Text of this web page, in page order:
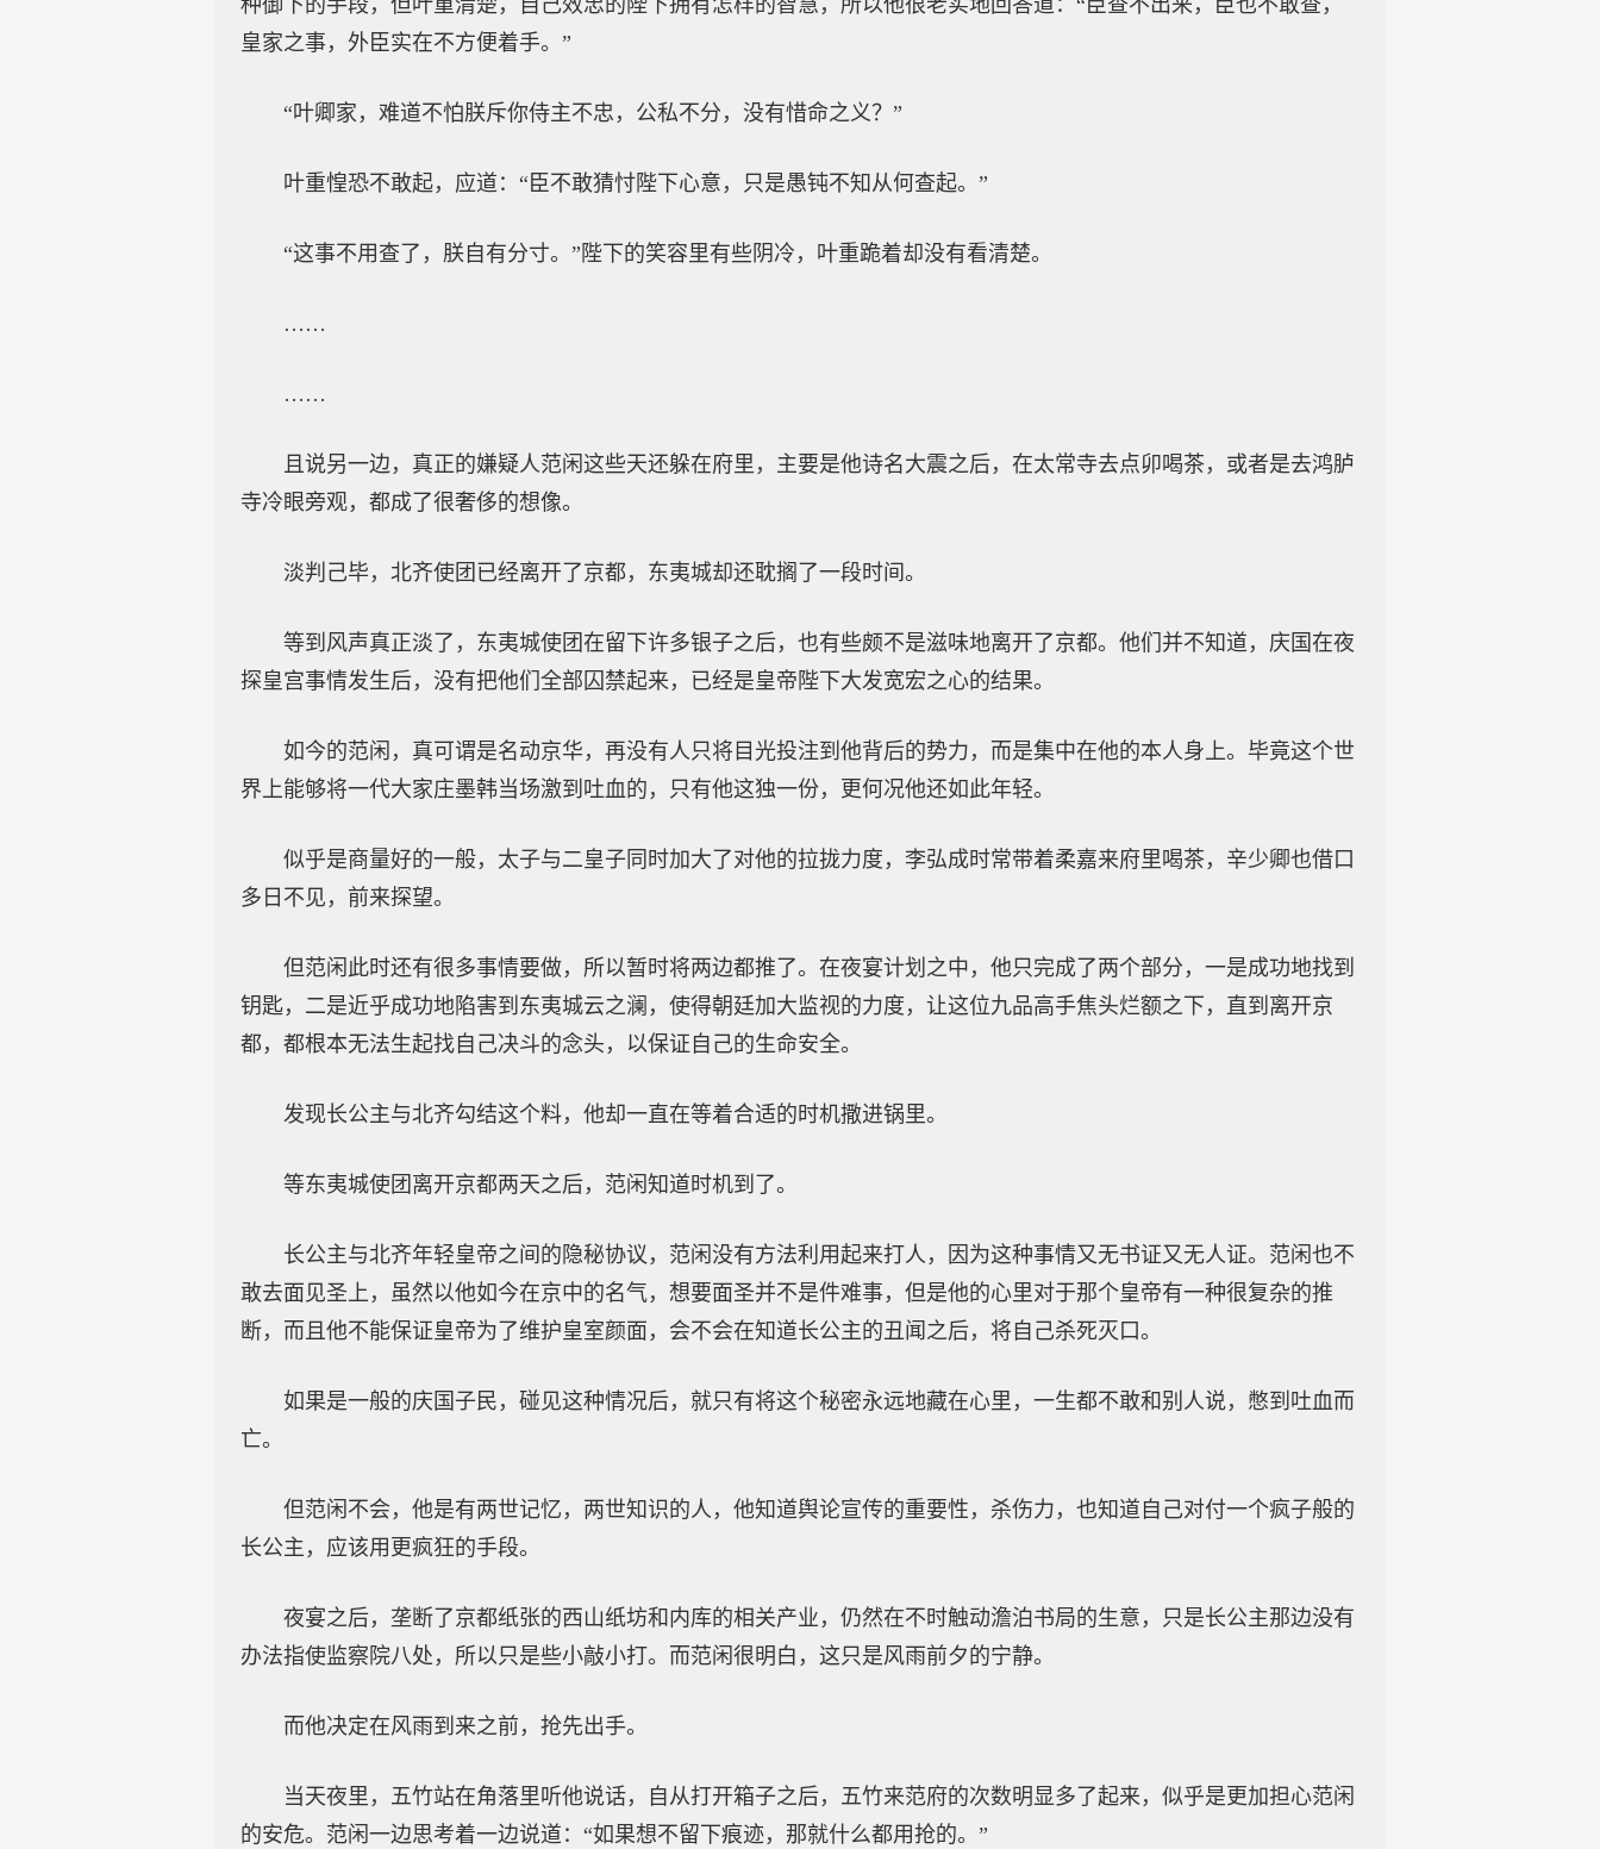
种御下的手段，但叶重清楚，自己效忠的陛下拥有怎样的智慧，所以他很老实地回答道：“臣查不出来，臣也不敢查，
皇家之事，外臣实在不方便着手。”
“叶卿家，难道不怕朕斥你侍主不忠，公私不分，没有惜命之义？”
叶重惶恐不敢起，应道：“臣不敢猜忖陛下心意，只是愚钝不知从何查起。”
“这事不用查了，朕自有分寸。”陛下的笑容里有些阴冷，叶重跪着却没有看清楚。
……
……
且说另一边，真正的嫌疑人范闲这些天还躲在府里，主要是他诗名大震之后，在太常寺去点卯喝茶，或者是去鸿胪
寺冷眼旁观，都成了很奢侈的想像。
淡判己毕，北齐使团已经离开了京都，东夷城却还耽搁了一段时间。
等到风声真正淡了，东夷城使团在留下许多银子之后，也有些颇不是滋味地离开了京都。他们并不知道，庆国在夜
探皇宫事情发生后，没有把他们全部囚禁起来，已经是皇帝陛下大发宽宏之心的结果。
如今的范闲，真可谓是名动京华，再没有人只将目光投注到他背后的势力，而是集中在他的本人身上。毕竟这个世
界上能够将一代大家庄墨韩当场激到吐血的，只有他这独一份，更何况他还如此年轻。
似乎是商量好的一般，太子与二皇子同时加大了对他的拉拢力度，李弘成时常带着柔嘉来府里喝茶，辛少卿也借口
多日不见，前来探望。
但范闲此时还有很多事情要做，所以暂时将两边都推了。在夜宴计划之中，他只完成了两个部分，一是成功地找到
钥匙，二是近乎成功地陷害到东夷城云之澜，使得朝廷加大监视的力度，让这位九品高手焦头烂额之下，直到离开京
都，都根本无法生起找自己决斗的念头，以保证自己的生命安全。
发现长公主与北齐勾结这个料，他却一直在等着合适的时机撒进锅里。
等东夷城使团离开京都两天之后，范闲知道时机到了。
长公主与北齐年轻皇帝之间的隐秘协议，范闲没有方法利用起来打人，因为这种事情又无书证又无人证。范闲也不
敢去面见圣上，虽然以他如今在京中的名气，想要面圣并不是件难事，但是他的心里对于那个皇帝有一种很复杂的推
断，而且他不能保证皇帝为了维护皇室颜面，会不会在知道长公主的丑闻之后，将自己杀死灭口。
如果是一般的庆国子民，碰见这种情况后，就只有将这个秘密永远地藏在心里，一生都不敢和别人说，憋到吐血而
亡。
但范闲不会，他是有两世记忆，两世知识的人，他知道舆论宣传的重要性，杀伤力，也知道自己对付一个疯子般的
长公主，应该用更疯狂的手段。
夜宴之后，垄断了京都纸张的西山纸坊和内库的相关产业，仍然在不时触动澹泊书局的生意，只是长公主那边没有
办法指使监察院八处，所以只是些小敲小打。而范闲很明白，这只是风雨前夕的宁静。
而他决定在风雨到来之前，抢先出手。
当天夜里，五竹站在角落里听他说话，自从打开箱子之后，五竹来范府的次数明显多了起来，似乎是更加担心范闲
的安危。范闲一边思考着一边说道：“如果想不留下痕迹，那就什么都用抢的。”